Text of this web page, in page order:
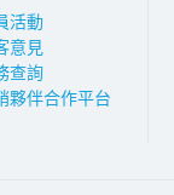
活動
意見
查詢
夥伴合作平台